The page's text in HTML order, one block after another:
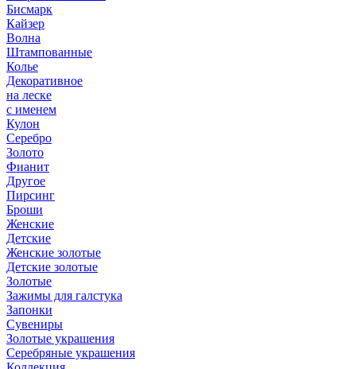
Бисмарк
Кайзер
Волна
Штампованные
Колье
Декоративное
на леске
с именем
Кулон
Серебро
Золото
Фианит
Другое
Пирсинг
Броши
Женские
Детские
Женские золотые
Детские золотые
Золотые
Зажимы для галстука
Запонки
Сувениры
Золотые украшения
Серебряные украшения